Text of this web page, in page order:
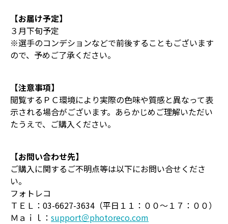
【お届け予定】
３月下旬予定
※選手のコンデションなどで前後することもございます
ので、予めご了承ください。
【注意事項】
閲覧するＰＣ環境により実際の色味や質感と異なって表
示される場合がございます。あらかじめご理解いただい
たうえで、ご購入ください。
【お問い合わせ先】
ご購入に関するご不明点等は以下にお問い合せくださ
い。
フォトレコ
ＴＥＬ：03-6627-3634（平日１１：００～１７：００）
Ｍａｉｌ： support＠photoreco.com